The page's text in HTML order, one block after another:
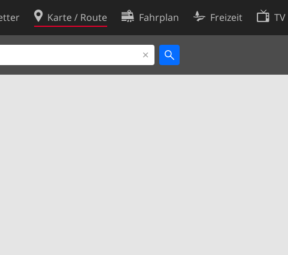
Karte / Route Fahrplan Freizeit TV
Cookie-Richtlinie
Cookie-Einstellungen